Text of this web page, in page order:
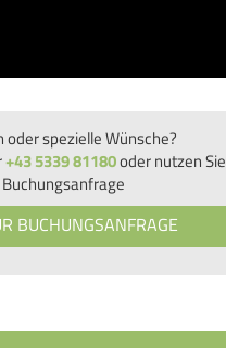
oder spezielle Wünsche?
+43 5339 81180oder nutzen Sie
BUCHUNGSANFRAGE